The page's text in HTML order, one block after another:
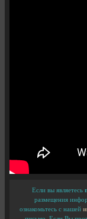
Если вы являетесь
размещения
ознакомьтесь с нашей